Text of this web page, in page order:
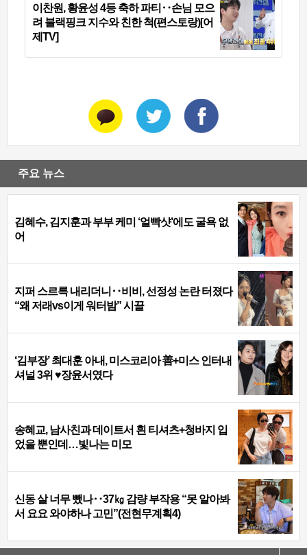
이찬원, 황윤성 4등 축하 파티‥손님 모으
려 블랙핑크 지수와 친한 척(편스토랑)[어
제TV]
주요 뉴스
김혜수, 김지훈과 부부 케미 ‘얼빡샷’에도 굴욕 없
어
지퍼 스르륵 내리더니‥비비, 선정성 논란 터졌다
“왜 저래vs이게 워터밤” 시끌
‘김부장’ 최대훈 아내, 미스코리아 善+미스 인터내
셔널 3위 ♥장윤서였다
송혜교, 남사친과 데이트서 흰 티셔츠+청바지 입
었을 뿐인데…빛나는 미모
신동 살 너무 뺐나‥37㎏ 감량 부작용 “못 알아봐
서 요요 와야하나 고민”(전현무계획4)